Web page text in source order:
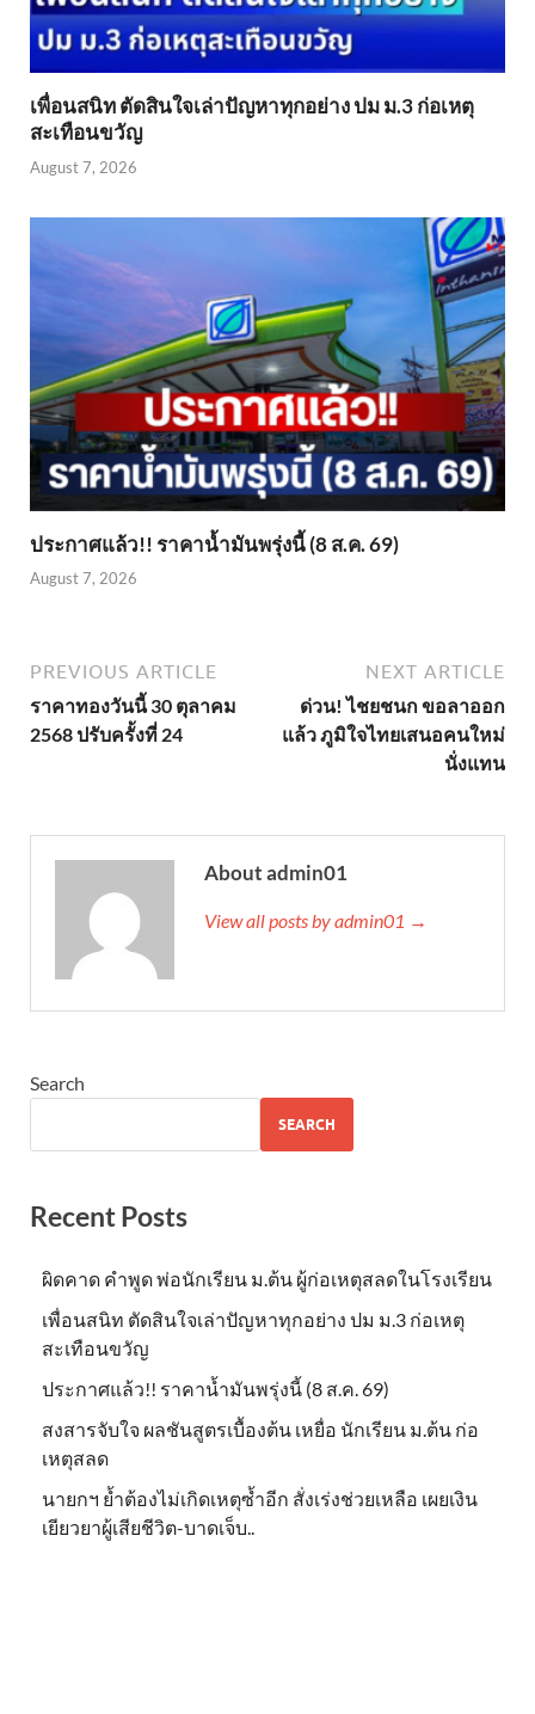
เพื่อนสนิท ตัดสินใจเล่าปัญหาทุกอย่าง ปม ม.3 ก่อเหตุ
สะเทือนขวัญ
August 7, 2026
ประกาศแล้ว!! ราคาน้ำมันพรุ่งนี้ (8 ส.ค. 69)
August 7, 2026
PREVIOUS ARTICLE
ราคาทองวันนี้ 30 ตุลาคม
2568 ปรับครั้งที่ 24
NEXT ARTICLE
ด่วน! ไชยชนก ขอลาออก
แล้ว ภูมิใจไทยเสนอคนใหม่
นั่งแทน
About admin01
View all posts by admin01 →
Search
SEARCH
Recent Posts
ผิดคาด คำพูด พ่อนักเรียน ม.ต้น ผู้ก่อเหตุสลดในโรงเรียน
เพื่อนสนิท ตัดสินใจเล่าปัญหาทุกอย่าง ปม ม.3 ก่อเหตุ
สะเทือนขวัญ
ประกาศแล้ว!! ราคาน้ำมันพรุ่งนี้ (8 ส.ค. 69)
สงสารจับใจ ผลชันสูตรเบื้องต้น เหยื่อ นักเรียน ม.ต้น ก่อ
เหตุสลด
นายกฯ ย้ำต้องไม่เกิดเหตุซ้ำอีก สั่งเร่งช่วยเหลือ เผยเงิน
เยียวยาผู้เสียชีวิต-บาดเจ็บ..